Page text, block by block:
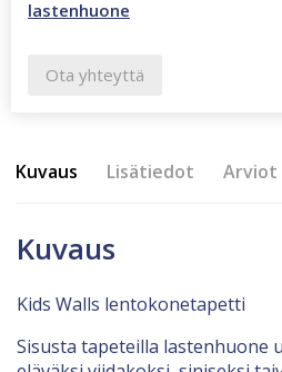
lastenhuone
Ota yhteyttä
Kuvaus Lisätiedot Arviot
Kuvaus
Kids Walls lentokonetapetti
Sisusta tapeteilla lastenhuone